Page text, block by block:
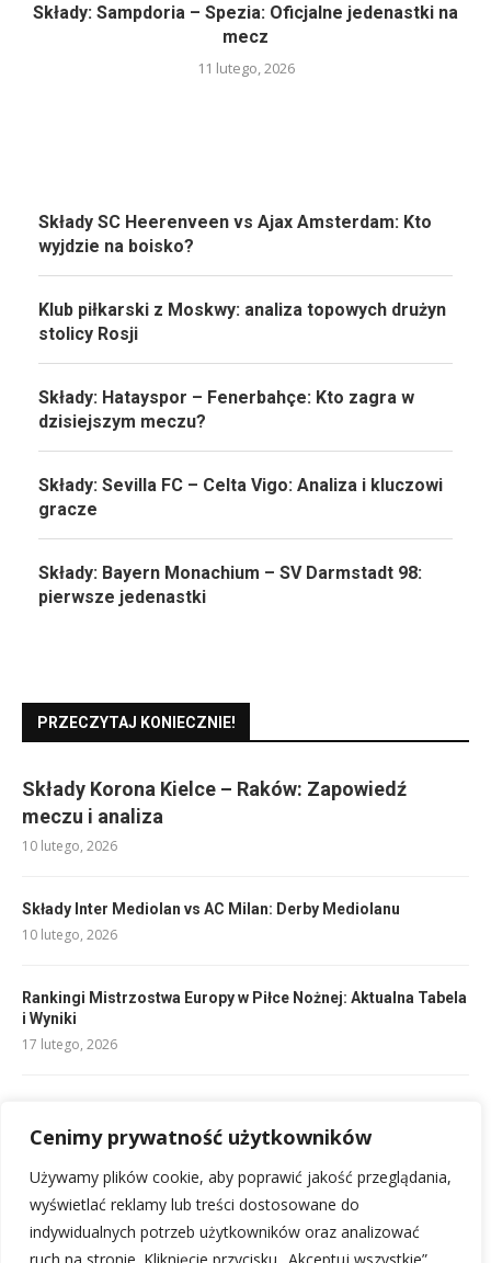
Cenimy prywatność użytkowników
Używamy plików cookie, aby poprawić jakość przeglądania,
wyświetlać reklamy lub treści dostosowane do
indywidualnych potrzeb użytkowników oraz analizować
Składy: Sampdoria – Spezia: Oficjalne jedenastki na
mecz
11 lutego, 2026
Składy SC Heerenveen vs Ajax Amsterdam: Kto
wyjdzie na boisko?
Klub piłkarski z Moskwy: analiza topowych drużyn
stolicy Rosji
Składy: Hatayspor – Fenerbahçe: Kto zagra w
dzisiejszym meczu?
Składy: Sevilla FC – Celta Vigo: Analiza i kluczowi
gracze
Składy: Bayern Monachium – SV Darmstadt 98:
pierwsze jedenastki
PRZECZYTAJ KONIECZNIE!
Składy Korona Kielce – Raków: Zapowiedź
meczu i analiza
10 lutego, 2026
Składy Inter Mediolan vs AC Milan: Derby Mediolanu
10 lutego, 2026
Rankingi Mistrzostwa Europy w Piłce Nożnej: Aktualna Tabela
i Wyniki
17 lutego, 2026
10 lutego, 2026
Składy: Athletic Bilbao – FC Barcelona: Kto zagra?
10 lutego, 2026